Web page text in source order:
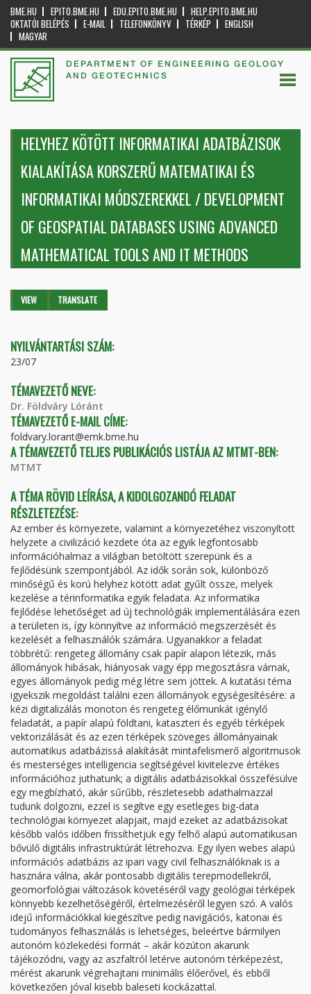
BME.HU EPITO.BME.HU EDU.EPITO.BME.HU
HELP.EPITO.BME.HU
OKTATÓI BELÉPÉS
E-MAIL TELEFONKÖNYV TÉRKÉP
ENGLISH
MAGYAR
DEPARTMENT OF ENGINEERING GEOLOGY
AND GEOTECHNICS
HELYHEZ KÖTÖTT INFORMATIKAI ADATBÁZISOK
KIALAKÍTÁSA KORSZERŰ MATEMATIKAI ÉS
INFORMATIKAI MÓDSZEREKKEL / DEVELOPMENT
OF GEOSPATIAL DATABASES USING ADVANCED
MATHEMATICAL TOOLS AND IT METHODS
Primary tabs
VIEW (ACTIVETRANSLATE
NYILVÁNTARTÁSI SZÁM:
23/07
TÉMAVEZETŐ NEVE:
Dr. Földváry Lóránt
TÉMAVEZETŐ E-MAIL CÍME:
foldvary.lorant@emk.bme.hu
A TÉMAVEZETŐ TELJES PUBLIKÁCIÓS LISTÁJA AZ MTMT-BEN:
MTMT
A TÉMA RÖVID LEÍRÁSA, A KIDOLGOZANDÓ FELADAT
RÉSZLETEZÉSE:
Az ember és környezete, valamint a környezetéhez viszonyított
helyzete a civilizáció kezdete óta az egyik legfontosabb
információhalmaz a világban betöltött szerepünk és a
fejlődésünk szempontjából. Az idők során sok, különböző
minőségű és korú helyhez kötött adat gyűlt össze, melyek
kezelése a térinformatika egyik feladata. Az informatika
fejlődése lehetőséget ad új technológiák implementálására ezen
a területen is, így könnyítve az információ megszerzését és
kezelését a felhasználók számára. Ugyanakkor a feladat
többrétű: rengeteg állomány csak papír alapon létezik, más
állományok hibásak, hiányosak vagy épp megosztásra várnak,
egyes állományok pedig még létre sem jöttek. A kutatási téma
igyekszik megoldást találni ezen állományok egységesítésére: a
kézi digitalizálás monoton és rengeteg élőmunkát igénylő
feladatát, a papír alapú földtani, kataszteri és egyéb térképek
vektorizálását és az ezen térképek szöveges állományainak
automatikus adatbázissá alakítását mintafelismerő algoritmusok
és mesterséges intelligencia segítségével kivitelezve értékes
információhoz juthatunk; a digitális adatbázisokkal összefésülve
egy megbízható, akár sűrűbb, részletesebb adathalmazzal
tudunk dolgozni, ezzel is segítve egy esetleges big-data
technológiai környezet alapjait, majd ezeket az adatbázisokat
később valós időben frissíthetjük egy felhő alapú automatikusan
bővülő digitális infrastruktúrát létrehozva. Egy ilyen webes alapú
információs adatbázis az ipari vagy civil felhasználóknak is a
hasznára válna, akár pontosabb digitális terepmodellekről,
geomorfológiai változások követéséről vagy geológiai térképek
könnyebb kezelhetőségéről, értelmezéséről legyen szó. A valós
idejű információkkal kiegészítve pedig navigációs, katonai és
tudományos felhasználás is lehetséges, beleértve bármilyen
autonóm közlekedési formát – akár közúton akarunk
tájékozódni, vagy az aszfaltról letérve autonóm térképezést,
mérést akarunk végrehajtani minimális élőerővel, és ebből
következően jóval kisebb baleseti kockázattal.